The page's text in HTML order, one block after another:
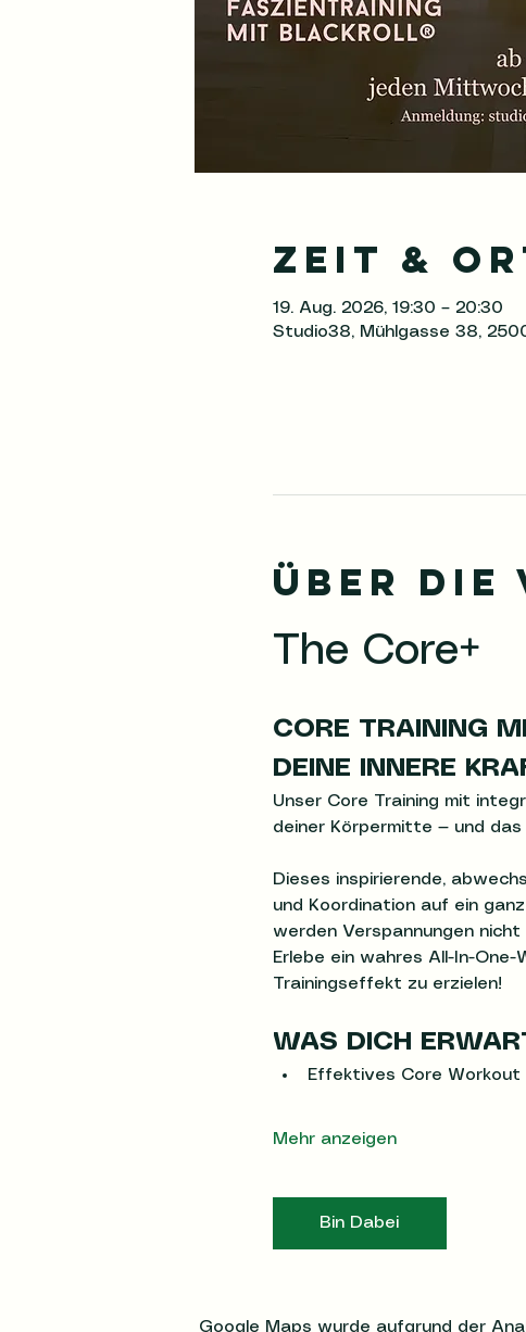
Zeit &
19. Aug. 2026, 19:30 – 20:30
Studio38, Mühlgasse 38,
Über
The Core+
CORE TRAINING
DEINE INNERE
Unser Core Training mit
deiner Körpermitte — und
Dieses inspirierende,
und Koordination auf ein
werden Verspannungen
Erlebe ein wahres All-In-
Trainingseffekt zu erzielen!
WAS DICH
Effektives Core Workout
Mehr anzeigen
Bin Dabei
Google Maps wurde aufgrund der